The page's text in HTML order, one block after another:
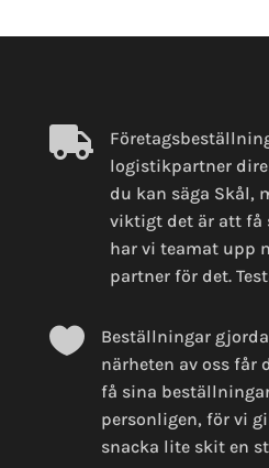

logistikpartner
du kan säga Skål,
viktigt det är att få
har vi teamat upp
partner för det.

Beställningar
närheten av oss får
få sina
personligen, för vi
snacka lite skit en